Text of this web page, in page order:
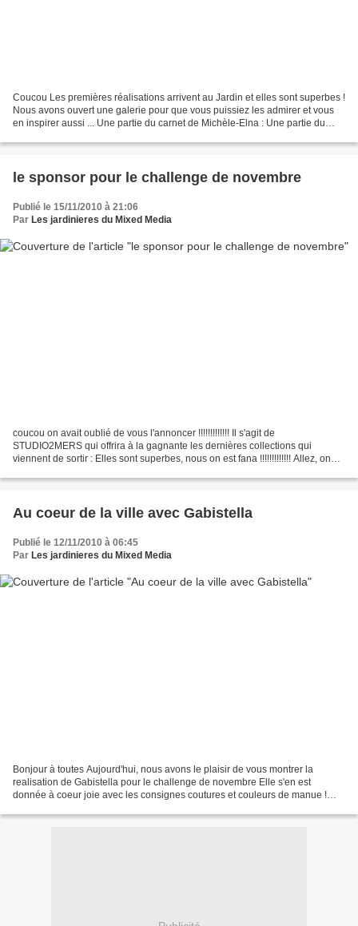
Coucou Les premières réalisations arrivent au Jardin et elles sont superbes !
Nous avons ouvert une galerie pour que vous puissiez les admirer et vous
en inspirer aussi ... Une partie du carnet de Michèle-Elna : Une partie du
le sponsor pour le challenge de novembre
Publié le 15/11/2010 à 21:06
Par Les jardinieres du Mixed Media
coucou on avait oublié de vous l'annoncer !!!!!!!!!!!!! Il s'agit de
STUDIO2MERS qui offrira à la gagnante les dernières collections qui
viennent de sortir : Elles sont superbes, nous on est fana !!!!!!!!!!!!! Allez, on
Au coeur de la ville avec Gabistella
Publié le 12/11/2010 à 06:45
Par Les jardinieres du Mixed Media
Bonjour à toutes Aujourd'hui, nous avons le plaisir de vous montrer la
realisation de Gabistella pour le challenge de novembre Elle s'en est
donnée à coeur joie avec les consignes coutures et couleurs de manue !